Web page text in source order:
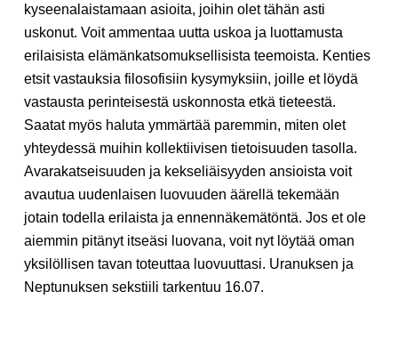
kyseenalaistamaan asioita, joihin olet tähän asti
uskonut. Voit ammentaa uutta uskoa ja luottamusta
erilaisista elämänkatsomuksellisista teemoista. Kenties
etsit vastauksia filosofisiin kysymyksiin, joille et löydä
vastausta perinteisestä uskonnosta etkä tieteestä.
Saatat myös haluta ymmärtää paremmin, miten olet
yhteydessä muihin kollektiivisen tietoisuuden tasolla.
Avarakatseisuuden ja kekseliäisyyden ansioista voit
avautua uudenlaisen luovuuden äärellä tekemään
jotain todella erilaista ja ennennäkemätöntä. Jos et ole
aiemmin pitänyt itseäsi luovana, voit nyt löytää oman
yksilöllisen tavan toteuttaa luovuuttasi. Uranuksen ja
Neptunuksen sekstiili tarkentuu 16.07.